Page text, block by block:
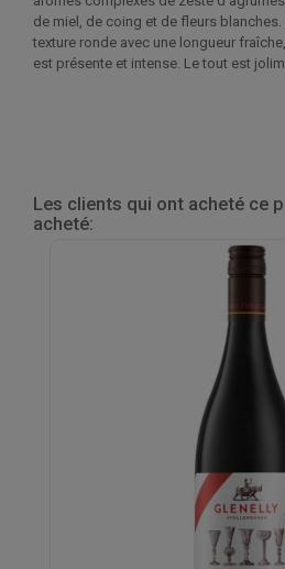
de miel, de coing et de fleurs
texture ronde avec une longueur
est présente et intense. Le tout est
Les clients qui ont acheté ce
acheté: